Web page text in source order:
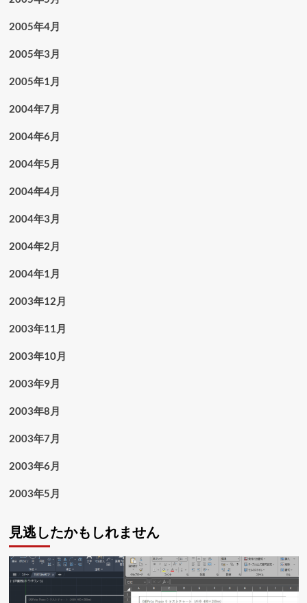
2005年4月
2005年3月
2005年1月
2004年7月
2004年6月
2004年5月
2004年4月
2004年3月
2004年2月
2004年1月
2003年12月
2003年11月
2003年10月
2003年9月
2003年8月
2003年7月
2003年6月
2003年5月
見逃したかもしれません